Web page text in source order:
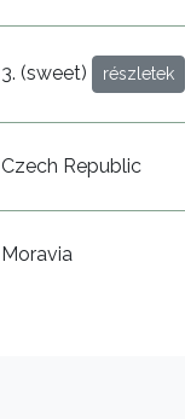
3. (sweet) részletek
Czech Republic
Moravia